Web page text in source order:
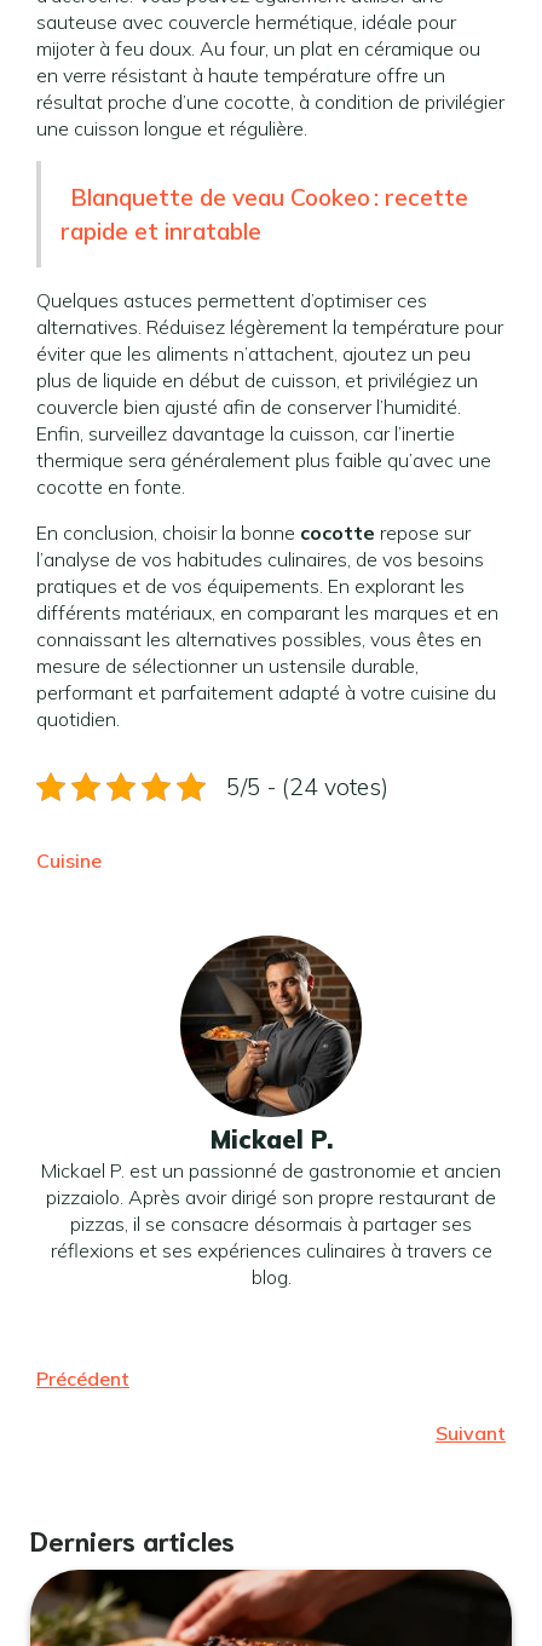
sauteuse avec couvercle hermétique, idéale pour
mijoter à feu doux. Au four, un plat en céramique ou
en verre résistant à haute température offre un
résultat proche d’une cocotte, à condition de privilégier
une cuisson longue et régulière.
Blanquette de veau Cookeo : recette
rapide et inratable
Quelques astuces permettent d’optimiser ces
alternatives. Réduisez légèrement la température pour
éviter que les aliments n’attachent, ajoutez un peu
plus de liquide en début de cuisson, et privilégiez un
couvercle bien ajusté afin de conserver l’humidité.
Enfin, surveillez davantage la cuisson, car l’inertie
thermique sera généralement plus faible qu’avec une
cocotte en fonte.
En conclusion, choisir la bonne cocotte repose sur
l’analyse de vos habitudes culinaires, de vos besoins
pratiques et de vos équipements. En explorant les
différents matériaux, en comparant les marques et en
connaissant les alternatives possibles, vous êtes en
mesure de sélectionner un ustensile durable,
performant et parfaitement adapté à votre cuisine du
quotidien.
5/5 - (24 votes)
Cuisine
Mickael P.
Mickael P. est un passionné de gastronomie et ancien
pizzaiolo. Après avoir dirigé son propre restaurant de
pizzas, il se consacre désormais à partager ses
réflexions et ses expériences culinaires à travers ce
blog.
Précédent
Suivant
Derniers articles